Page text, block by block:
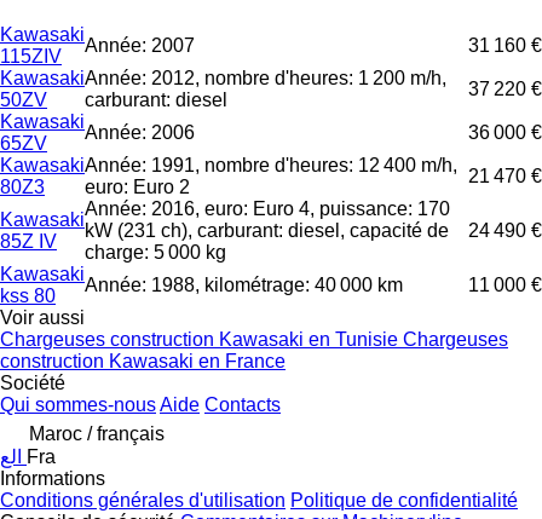
Kawasaki
115ZIV
Année: 2007
31 160 €
Kawasaki
50ZV
Année: 2012, nombre d'heures: 1 200 m/h,
carburant: diesel
37 220 €
Kawasaki
65ZV
Année: 2006
36 000 €
Kawasaki
80Z3
Année: 1991, nombre d'heures: 12 400 m/h,
euro: Euro 2
21 470 €
Kawasaki
85Z IV
Année: 2016, euro: Euro 4, puissance: 170
kW (231 ch), carburant: diesel, capacité de
charge: 5 000 kg
24 490 €
Kawasaki
kss 80
Année: 1988, kilométrage: 40 000 km
11 000 €
Voir aussi
Chargeuses construction Kawasaki en Tunisie Chargeuses
construction Kawasaki en France
Société
Qui sommes-nousAide Contacts
Maroc / français
Fra
Informations
Conditions générales d'utilisation Politique de confidentialité